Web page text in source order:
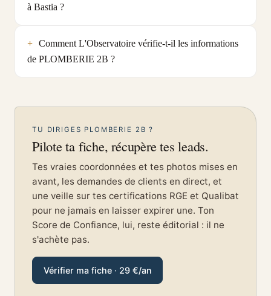
à Bastia ?
Comment L'Observatoire vérifie-t-il les informations
de PLOMBERIE 2B ?
TU DIRIGES PLOMBERIE 2B ?
Pilote ta fiche, récupère tes leads.
Tes vraies coordonnées et tes photos mises en
avant, les demandes de clients en direct, et
une veille sur tes certifications RGE et Qualibat
pour ne jamais en laisser expirer une. Ton
Score de Confiance, lui, reste éditorial : il ne
s'achète pas.
Vérifier ma fiche · 29 €/an